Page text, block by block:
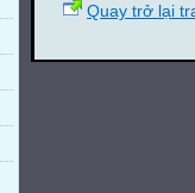
Quay trở lại